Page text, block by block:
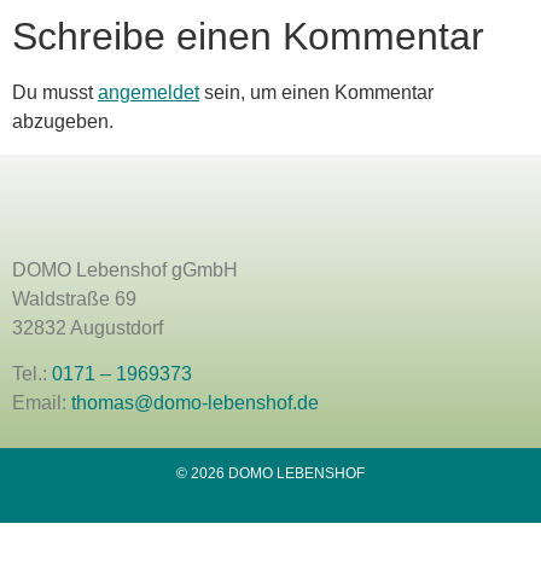
Schreibe einen Kommentar
Du musstangemeldetsein, um einen Kommentar
abzugeben.
DOMO Lebenshof gGmbH
Waldstraße 69
32832 Augustdorf
Tel.: 0171 – 1969373
Email: thomas@domo-lebenshof.de
© 2026 DOMO LEBENSHOF